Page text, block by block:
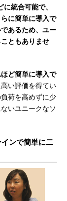
統合可能で、
に簡単に導入で
あるため、ユー
ともありませ
ど簡単に導入で
高い評価を得てい
荷を高めずに少
いユニークなソ
ンで簡単に二